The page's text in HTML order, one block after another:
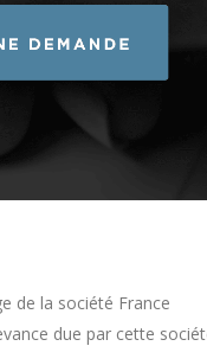
de la société France
due par cette